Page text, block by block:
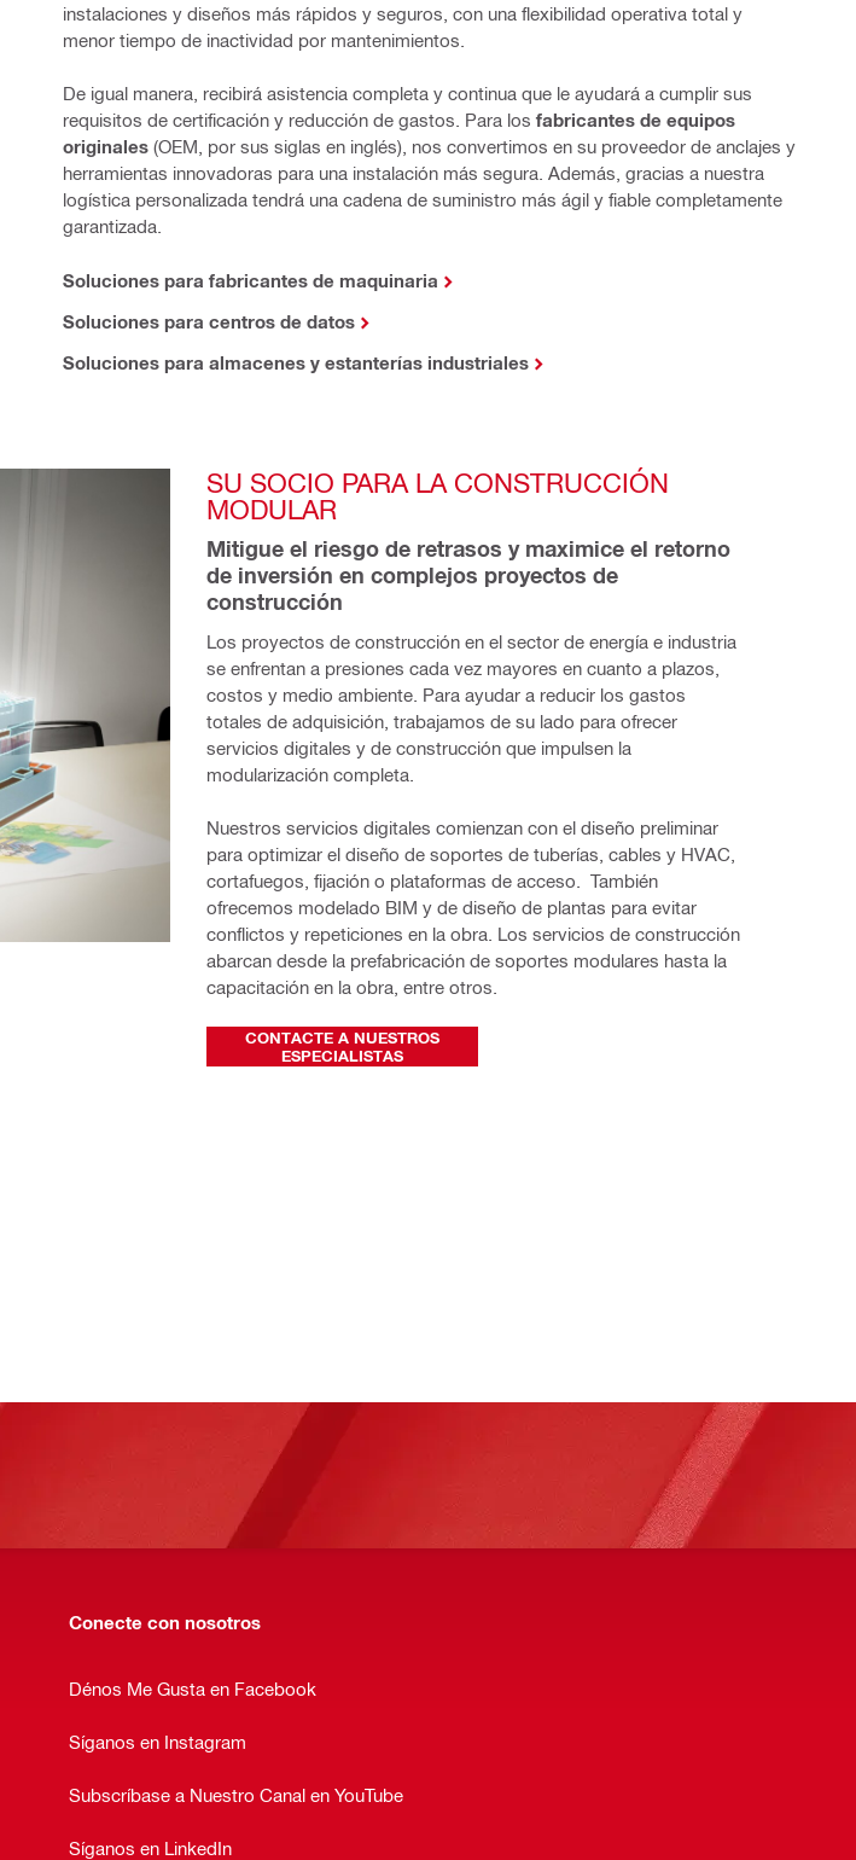
instalaciones y diseños más rápidos y seguros, con una flexibilidad operativa total y
menor tiempo de inactividad por mantenimientos.
De igual manera, recibirá asistencia completa y continua que le ayudará a cumplir sus
requisitos de certificación y reducción de gastos. Para los fabricantes de equipos
originales (OEM, por sus siglas en inglés), nos convertimos en su proveedor de anclajes y
herramientas innovadoras para una instalación más segura. Además, gracias a nuestra
logística personalizada tendrá una cadena de suministro más ágil y fiable completamente
garantizada.
Soluciones para fabricantes de maquinaria
Soluciones para centros de datos
Soluciones para almacenes y estanterías industriales
SU SOCIO PARA LA CONSTRUCCIÓN
MODULAR
Mitigue el riesgo de retrasos y maximice el retorno
de inversión en complejos proyectos de
construcción
Los proyectos de construcción en el sector de energía e industria
se enfrentan a presiones cada vez mayores en cuanto a plazos,
costos y medio ambiente. Para ayudar a reducir los gastos
totales de adquisición, trabajamos de su lado para ofrecer
servicios digitales y de construcción que impulsen la
modularización completa.
Nuestros servicios digitales comienzan con el diseño preliminar
para optimizar el diseño de soportes de tuberías, cables y HVAC,
cortafuegos, fijación o plataformas de acceso. También
ofrecemos modelado BIM y de diseño de plantas para evitar
conflictos y repeticiones en la obra. Los servicios de construcción
abarcan desde la prefabricación de soportes modulares hasta la
capacitación en la obra, entre otros.
CONTACTE A NUESTROS
ESPECIALISTAS
Conecte con nosotros
Dénos Me Gusta en Facebook
Síganos en Instagram
Subscríbase a Nuestro Canal en YouTube
Síganos en LinkedIn